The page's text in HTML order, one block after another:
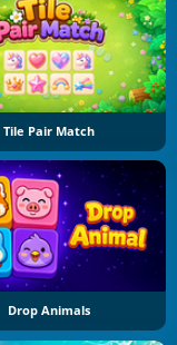
Tile Pair Match
Drop Animals